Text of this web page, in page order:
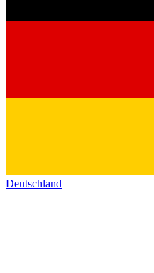
Deutschland